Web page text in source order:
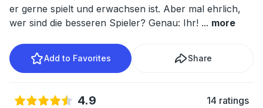
er gerne spielt und erwachsen ist. Aber mal ehrlich,
wer sind die besseren Spieler? Genau: Ihr! ... more
Add to Favorites Share
4.9 14 ratings